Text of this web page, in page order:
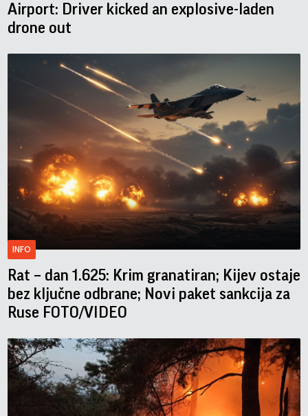
Airport: Driver kicked an explosive-laden
drone out
INFO
Rat – dan 1.625: Krim granatiran; Kijev ostaje
bez ključne odbrane; Novi paket sankcija za
Ruse FOTO/VIDEO